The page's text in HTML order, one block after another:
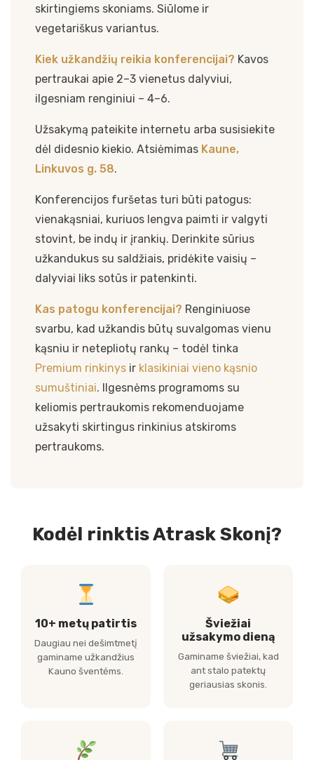
skirtingiems skoniams. Siūlome ir
vegetariškus variantus.
Kiek užkandžių reikia konferencijai? Kavos
pertraukai apie 2–3 vienetus dalyviui,
ilgesniam renginiui – 4–6.
Užsakymą pateikite internetu arba susisiekite
dėl didesnio kiekio. Atsiėmimas Kaune,
Linkuvos g. 58.
Konferencijos furšetas turi būti patogus:
vienakąsniai, kuriuos lengva paimti ir valgyti
stovint, be indų ir įrankių. Derinkite sūrius
užkandukus su saldžiais, pridėkite vaisių –
dalyviai liks sotūs ir patenkinti.
Kas patogu konferencijai? Renginiuose
svarbu, kad užkandis būtų suvalgomas vienu
kąsniu ir netepliotų rankų – todėl tinka
Premium rinkinys ir klasikiniai vieno kąsnio
sumuštiniai. Ilgesnėms programoms su
keliomis pertraukomis rekomenduojame
užsakyti skirtingus rinkinius atskiroms
pertraukoms.
Kodėl rinktis Atrask Skonį?
10+ metų patirtis
Daugiau nei dešimtmetį
gaminame užkandžius
Kauno šventėms.
Šviežiai
užsakymo dieną
Gaminame šviežiai, kad
ant stalo patektų
geriausias skonis.